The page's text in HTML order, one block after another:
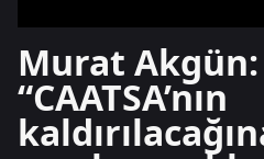
Murat Akgün:
“CAATSA’nın